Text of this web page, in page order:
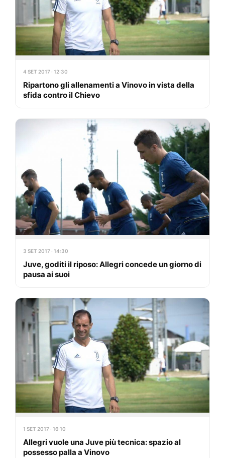
4 SET 2017 · 12:30
Ripartono gli allenamenti a Vinovo in vista della
sfida contro il Chievo
3 SET 2017 · 14:30
Juve, goditi il riposo: Allegri concede un giorno di
pausa ai suoi
1 SET 2017 · 16:10
Allegri vuole una Juve più tecnica: spazio al
possesso palla a Vinovo